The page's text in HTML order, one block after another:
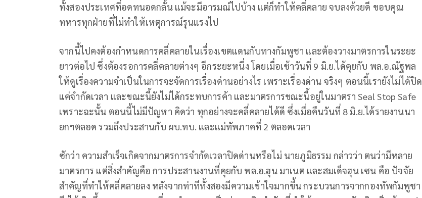
ทั้งสองประเทศที่อดทนอดกลั้น แม้จะมีอารมณ์ไปบ้าง แต่ก็ทำให้คลี่คลาย จบลงด้วยดี ขอบคุณ
ทหารทุกฝ่ายที่ไม่ทำให้เหตุการณ์รุนแรงไป
จากนี้ไปคงต้องกำหนดการคลี่คลายในเรื่องเขตแดนกับทางกัมพูชา และต้องวางมาตรการในระยะ
ยาวต่อไป ซึ่งต้องรอการคลี่คลายต่างๆ อีกระยะหนึ่ง โดยเมื่อเช้าวันที่ 9 มิ.ย.ได้คุยกับ พล.อ.ณัฐพล
ให้ดูเรื่องความจำเป็นในการจะจัดการเรื่องด่านอย่างไร เพราะเรื่องด่าน จริงๆ ตอนนี้เรายังไม่ได้ปิด
แค่จำกัดเวลา และขณะนี้ยังไม่ได้กระทบการค้า และมาตรการขณะนี้อยู่ในมาตรา Seal Stop Safe
เพราะฉะนั้น ตอนนี้ไม่มีปัญหา คิดว่า ทุกอย่างจะคลี่คลายได้ดี ซึ่งเมื่อคืนวันที่ 8 มิ.ย.ได้รายงานนา
ยกฯตลอด รวมถึงประสานกับ ผบ.ทบ. และแม่ทัพภาคที่ 2 ตลอดเวลา
ซักว่า ความสำเร็จเกิดจากมาตรการจำกัดเวลาปิดด่านหรือไม่ นายภูมิธรรม กล่าวว่า ตนว่ามีหลาย
มาตรการ แต่สิ่งสำคัญคือ การประสานงานที่คุยกับ พล.อ.ฮุน มาเนต และสมเด็จฮุน เซน คือ ปัจจัย
สำคัญที่ทำให้คลี่คลายลง หลังจากท่าทีทั้งสองมีความเข้าใจมากขึ้น กระบวนการจากกองทัพกัมพูชา